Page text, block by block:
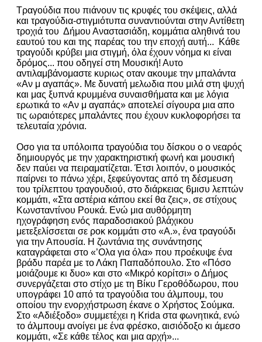
Τραγούδια που πιάνουν τις κρυφές του σκέψεις, αλλά
και τραγούδια-στιγμιότυπα συναντιούνται στην Αντίθετη
τροχιά του Δήμου Αναστασιάδη, κομμάτια αληθινά του
εαυτού του και της παρέας του την εποχή αυτή... Κάθε
τραγούδι κρύβει μια στιγμή, όλα έχουν νόημα κι είναι
δρόμος... που οδηγεί στη Μουσική! Αυτο
αντιλαμβάνομαστε κυριως οταν ακουμε την μπαλάντα
«Αν μ αγαπάς». Με δυνατή μελωδια που μιλά στη ψυχή
και μας ξυπνά κρυμμένα συναισθήματα και με λόγια
ερωτικά το «Αν μ αγαπάς» αποτελεί σίγουρα μια απο
τις ωραιότερες μπαλάντες που έχουν κυκλοφορήσει τα
τελευταία χρόνια.
Οσο για τα υπόλοιπα τραγούδια του δίσκου ο ο νεαρός
δημιουργός με την χαρακτηριστική φωνή και μουσική
δεν παύει να πειραματίζεται. Έτσι λοιπόν, ο μουσικός
παίρνει το πάνω χέρι, ξεφεύγοντας από τη δέσμευση
του τρίλεπτου τραγουδιού, στο διάρκειας 6μισυ λεπτών
κομμάτι, «Στα αστέρια κάπου εκεί θα ζεις», σε στίχους
Κωνσταντίνου Ρουκά. Ενώ μια αυθόρμητη
ηχογράφηση ενός παραδοσιακού βλάχικου
μετεξελίσσεται σε ροκ κομμάτι στο «Α.», ένα τραγούδι
για την Απουσία. Η ζωντάνια της συνάντησης
καταγράφεται στο «’Ολα για όλα» που προέκυψε ένα
βράδυ παρέα με το Λάκη Παπαδόπουλο. Στο «Πόσο
μοιάζουμε κι δυο» και στο «Μικρό κορίτσι» ο Δήμος
συνεργάζεται στο στίχο με τη Βίκυ Γεροθόδωρου, που
υπογράφει 10 από τα τραγούδια του άλμπουμ, του
οποίου την ενορχήστρωση έκανε ο Χρήστος Σούμκα.
Στο «Αδιέξοδο» συμμετέχει η Krida στα φωνητικά, ενώ
το άλμπουμ ανοίγει με ένα φρέσκο, αισιόδοξο κι άμεσο
κομμάτι, «Σε κάθε τέλος και μια αρχή»...